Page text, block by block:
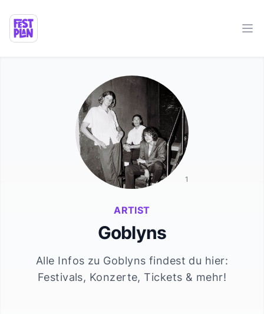
ARTIST
Goblyns
Alle Infos zu Goblyns findest du hier:
Festivals, Konzerte, Tickets & mehr!
1